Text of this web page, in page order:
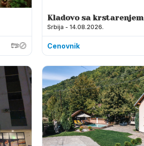
Kladovo sa krstarenjem
Srbija - 14.08.2026.
Cenovnik